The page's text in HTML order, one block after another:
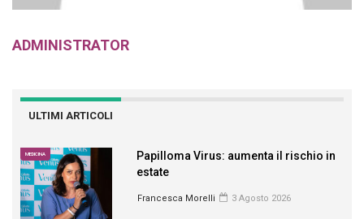
ADMINISTRATOR
ULTIMI ARTICOLI
MEDICINA
Papilloma Virus: aumenta il rischio in
estate
Francesca Morelli 3 Agosto 2026